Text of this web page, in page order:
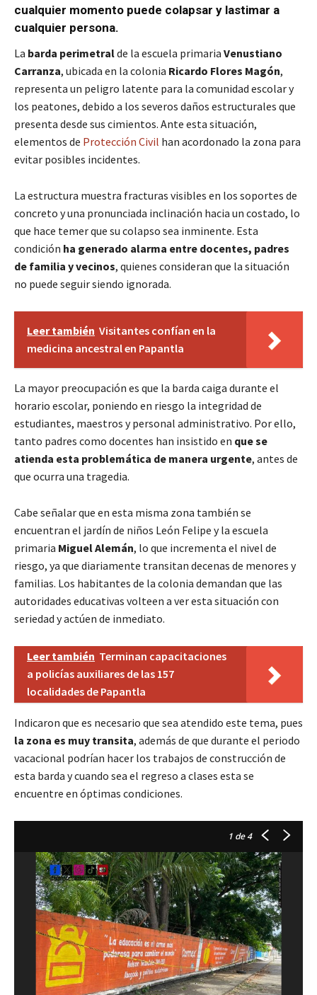
cualquier momento puede colapsar y lastimar a
cualquier persona.
La barda perimetralde la escuela primaria Venustiano
Carranza, ubicada en la colonia Ricardo Flores Magón,
representa un peligro latente para la comunidad escolar y
los peatones, debido a los severos daños estructurales que
presenta desde sus cimientos. Ante esta situación,
elementos de Protección Civil han acordonado la zona para
evitar posibles incidentes.
La estructura muestra fracturas visibles en los soportes de
concreto y una pronunciada inclinación hacia un costado, lo
que hace temer que su colapso sea inminente. Esta
condición ha generado alarma entre docentes, padres
de familia y vecinos, quienes consideran que la situación
no puede seguir siendo ignorada.
Leer también Visitantes confían en la
medicina ancestral en Papantla
La mayor preocupación es que la barda caiga durante el
horario escolar, poniendo en riesgo la integridad de
estudiantes, maestros y personal administrativo. Por ello,
tanto padres como docentes han insistido en que se
atienda esta problemática de manera urgente, antes de
que ocurra una tragedia.
Cabe señalar que en esta misma zona también se
encuentran el jardín de niños León Felipe y la escuela
primaria Miguel Alemán, lo que incrementa el nivel de
riesgo, ya que diariamente transitan decenas de menores y
familias. Los habitantes de la colonia demandan que las
autoridades educativas volteen a ver esta situación con
seriedad y actúen de inmediato.
Leer también Terminan capacitaciones
a policías auxiliares de las 157
localidades de Papantla
Indicaron que es necesario que sea atendido este tema, pues
la zona es muy transita, además de que durante el periodo
vacacional podrían hacer los trabajos de construcción de
esta barda y cuando sea el regreso a clases esta se
encuentre en óptimas condiciones.
1 de 4